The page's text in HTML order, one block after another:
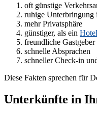
oft günstige
ruhige Unterbringung
mehr Privatsphäre
günstiger, als ein Hotel
freundliche Gastgeber
schnelle Absprachen
schneller Check-in
Diese Fakten sprechen für
Unterkünfte in